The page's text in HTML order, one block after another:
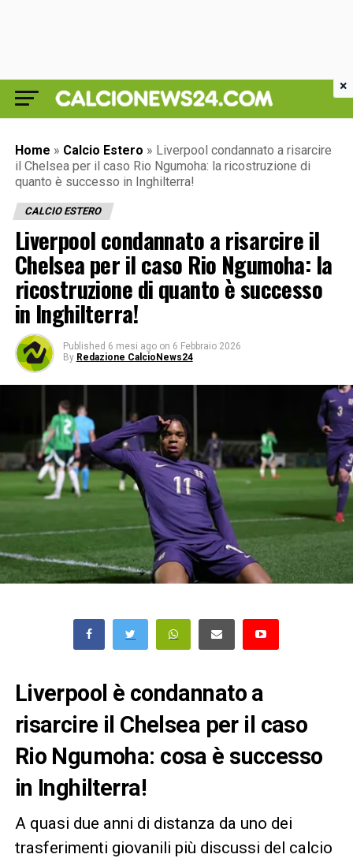
Home » Calcio Estero » Liverpool condannato a risarcire
il Chelsea per il caso Rio Ngumoha: la ricostruzione di
quanto è successo in Inghilterra!
CALCIO ESTERO
Liverpool condannato a risarcire il
Chelsea per il caso Rio Ngumoha: la
ricostruzione di quanto è successo
in Inghilterra!
Published 6 mesi ago on 6 Febbraio 2026
By Redazione CalcioNews24
Liverpool è condannato a
risarcire il Chelsea per il caso
Rio Ngumoha: cosa è successo
in Inghilterra!
A quasi due anni di distanza da uno dei
trasferimenti giovanili più discussi del calcio
×